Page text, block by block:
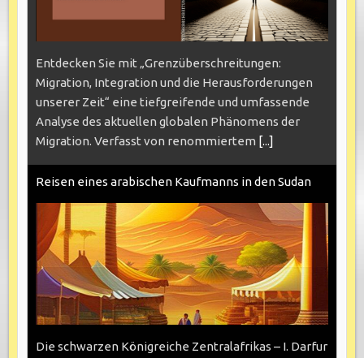
Entdecken Sie mit „Grenzüberschreitungen:
Migration, Integration und die Herausforderungen
unserer Zeit“ eine tiefgreifende und umfassende
Analyse des aktuellen globalen Phänomens der
Migration. Verfasst von renommiertem [...]
Reisen eines arabischen Kaufmanns in den Sudan
Die schwarzen Königreiche Zentralafrikas – I. Darfur